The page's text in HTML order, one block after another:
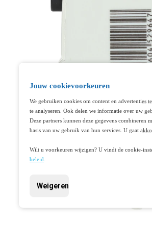
Jouw cookievoorkeuren
We gebruiken cookies om content en advertenties
te analyseren. Ook delen we informatie over uw
Deze partners kunnen deze gegevens combineren
basis van uw gebruik van hun services. U gaat
Wilt u voorkeuren wijzigen? U vindt de cookie-
beleid
Weigeren